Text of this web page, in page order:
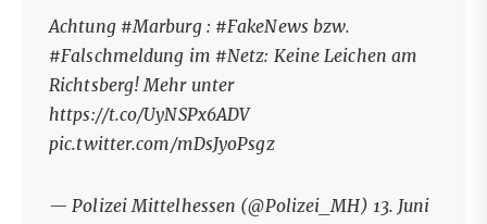
Achtung #Marburg: #FakeNews bzw.
#Falschmeldung im #Netz: Keine Leichen am
Richtsberg! Mehr unter
https://t.co/UyNSPx6ADV
pic.twitter.com/mDsJyoPsgz
— Polizei Mittelhessen (@Polizei_MH) 13. Juni